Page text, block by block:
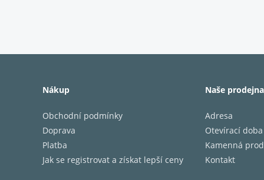
Hi-View
Nákup
Obchodní podmínky
Doprava
Platba
Jak se registrovat a získat lepší ceny
Naše prodejna
Adresa
Otevírací doba
Kamenná
Kontakt